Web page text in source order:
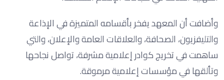
وأضافت أن المعهد يفخر بأقسامه المتميزة في الإذاعة
والتليفزيون، الصحافة، والعلاقات العامة والإعلان، والتي
ساهمت في تخريج كوادر إعلامية مشرفة، تواصل نجاحها
وتألقها في مؤسسات إعلامية مرموقة.